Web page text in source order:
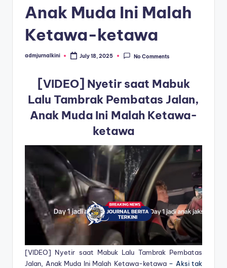
Anak Muda Ini Malah
Ketawa-ketawa
Posted
admjurnalkini July 18, 2025 No Comments
[VIDEO] Nyetir saat Mabuk
Lalu Tambrak Pembatas Jalan,
Anak Muda Ini Malah Ketawa-
ketawa
[VIDEO] Nyetir saat Mabuk Lalu Tambrak Pembatas
Jalan, Anak Muda Ini Malah Ketawa-ketawa– Aksi tak